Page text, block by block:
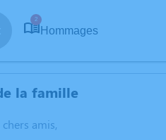
2
Hommages
la famille
amis,